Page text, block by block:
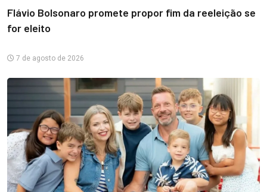
Flávio Bolsonaro promete propor fim da reeleição se
for eleito
7 de agosto de 2026